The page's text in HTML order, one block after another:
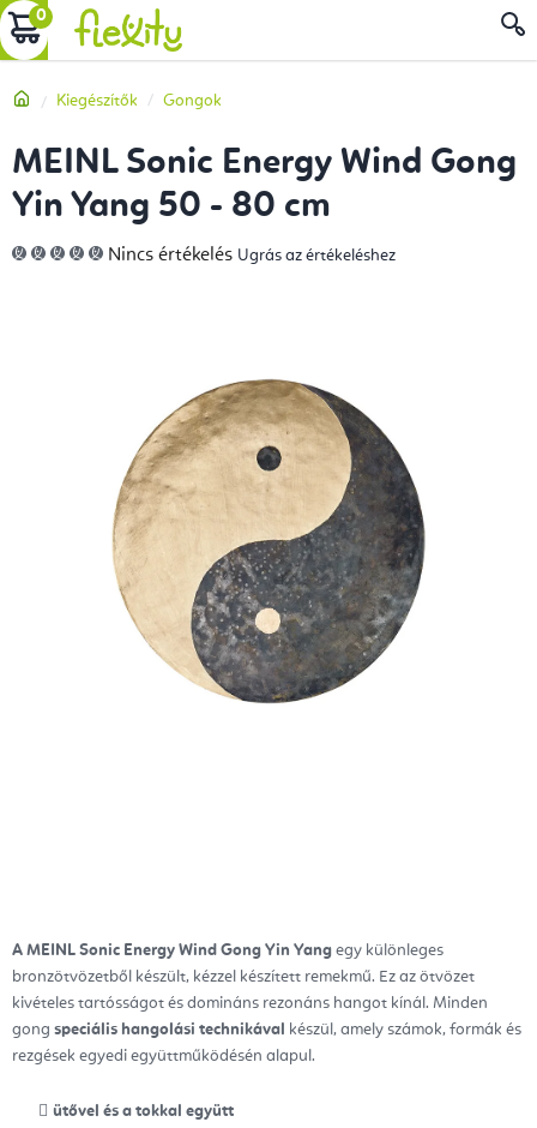
Ugrás
a
tartalomhoz
KOSÁR
Kezdőlap
Kiegészítők Gongok
A MEINL Sonic Energy Wind Gong Yin Yang egy különleges
bronzötvözetből készült, kézzel készített remekmű. Ez az ötvözet
kivételes tartósságot és domináns rezonáns hangot kínál. Minden
gong speciális hangolási technikával készül, amely számok, formák és
rezgések egyedi együttműködésén alapul.
ütővel és a tokkal együtt
MEINL Sonic Energy Wind Gong
Yin Yang 50 - 80 cm
A
termék
Nincs értékelés Ugrás az értékeléshez